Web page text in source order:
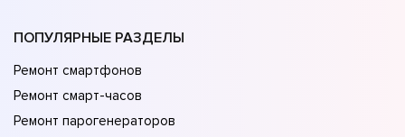
ПОПУЛЯРНЫЕ РАЗДЕЛЫ
Ремонт смартфонов
Ремонт смарт-часов
Ремонт парогенераторов